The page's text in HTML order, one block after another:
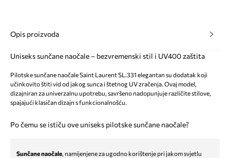
Opis proizvoda
Uniseks sunčane naočale – bezvremenski stil i UV400 zaštita
Pilotske sunčane naočale Saint Laurent SL.331 elegantan su dodatak koji
učinkovito štiti vid od jakog sunca i štetnog UV zračenja. Ovaj model,
dizajniran za univerzalnu upotrebu, savršeno nadopunjuje različite stilove,
spajajući klasičan dizajn s funkcionalnošću.
Po čemu se ističu ove uniseks pilotske sunčane naočale?
Sunčane naočale, namijenjene za ugodno korištenje pri jakom svjetlu